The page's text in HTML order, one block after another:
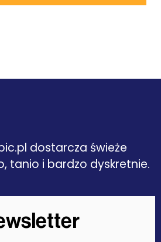
dostarcza świeże
tanio i bardzo dyskretnie.